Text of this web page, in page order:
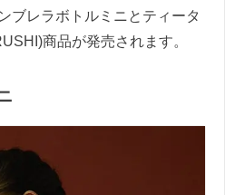
ブレラボトルミニとティータ
商品が発売されます。